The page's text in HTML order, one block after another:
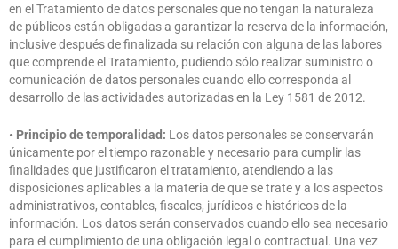
en el Tratamiento de datos personales que no tengan la naturaleza
de públicos están obligadas a garantizar la reserva de la información,
inclusive después de finalizada su relación con alguna de las labores
que comprende el Tratamiento, pudiendo sólo realizar suministro o
comunicación de datos personales cuando ello corresponda al
desarrollo de las actividades autorizadas en la Ley 1581 de 2012.
• Principio de temporalidad: Los datos personales se conservarán
únicamente por el tiempo razonable y necesario para cumplir las
finalidades que justificaron el tratamiento, atendiendo a las
disposiciones aplicables a la materia de que se trate y a los aspectos
administrativos, contables, fiscales, jurídicos e históricos de la
información. Los datos serán conservados cuando ello sea necesario
para el cumplimiento de una obligación legal o contractual. Una vez